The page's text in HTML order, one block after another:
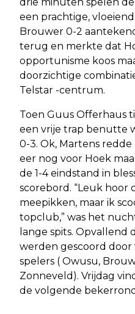
drie minuten spelen
een prachtige,
Brouwer 0-2
terug en merkte dat
opportunisme koos
doorzichtige
Telstar -centrum.
Toen Guus Offerhaus
een vrije trap benutte
0-3. Ok, Martens
eer nog voor Hoek
de 1-4 eindstand in
scorebord. “Leuk hoor
meepikken, maar ik
topclub,” was het
lange spits. Opvallend
werden gescoord door
spelers ( Owusu,
Zonneveld). Vrijdag
de volgende